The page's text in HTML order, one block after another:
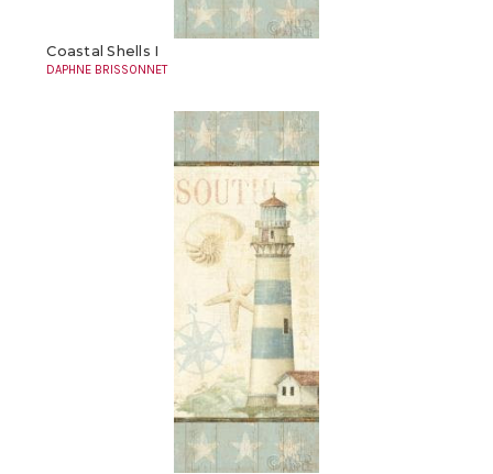
Coastal Shells I
DAPHNE BRISSONNET